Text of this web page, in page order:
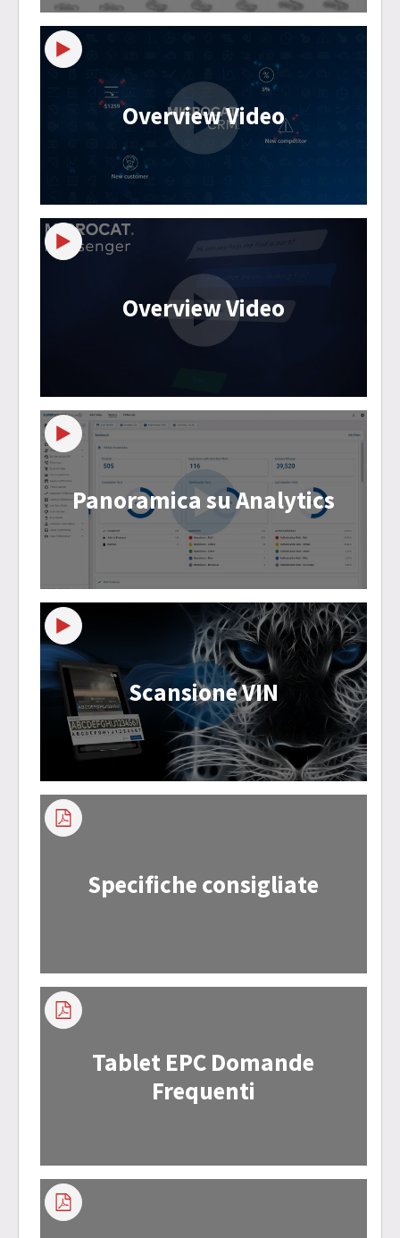
Overview Video
Overview Video
Panoramica su Analytics
Scansione VIN
Specifiche consigliate
Tablet EPC Domande
Frequenti